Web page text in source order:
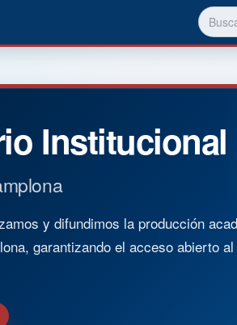
Institucional
y difundimos la producción
garantizando el acceso abierto